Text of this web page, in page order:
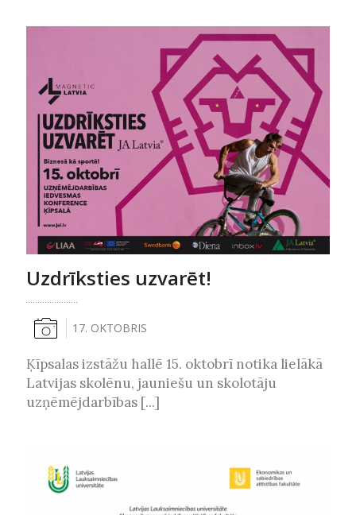
Uzdrīksties uzvarēt!
17. OKTOBRIS
Ķīpsalas izstāžu hallē 15. oktobrī notika lielākā
Latvijas skolēnu, jauniešu un skolotāju
uzņēmējdarbības [...]